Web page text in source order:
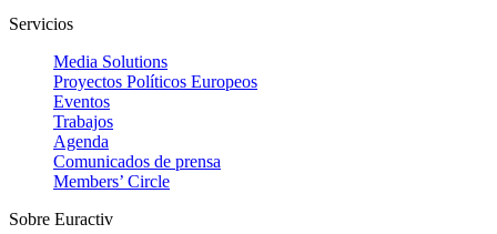
Servicios
Media Solutions
Proyectos Políticos Europeos
Eventos
Trabajos
Agenda
Comunicados de prensa
Members’ Circle
Sobre Euractiv